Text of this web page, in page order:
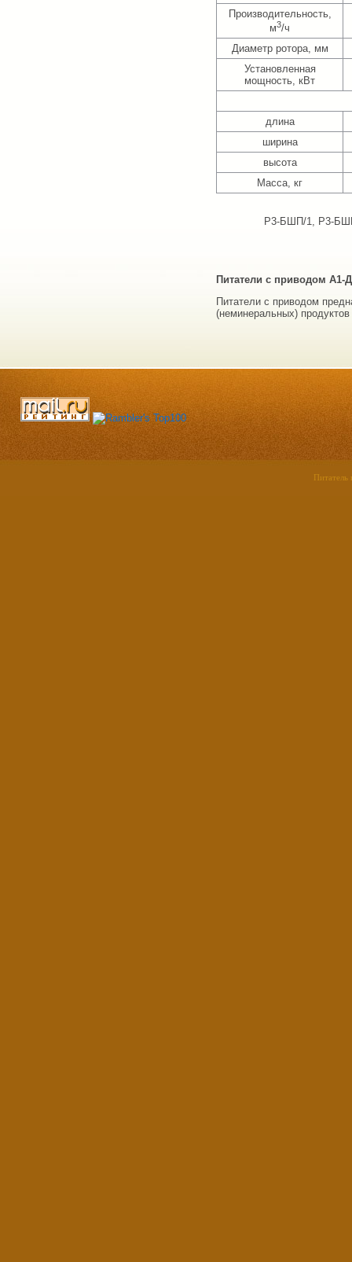
Производительность,
м3/ч
Диаметр ротора, мм
Установленная
мощность, кВт
длина
ширина
высота
Масса, кг
Р3-БШП/1, Р3-
Питатели с приводом А1-
Питатели с приводом
(неминеральных)